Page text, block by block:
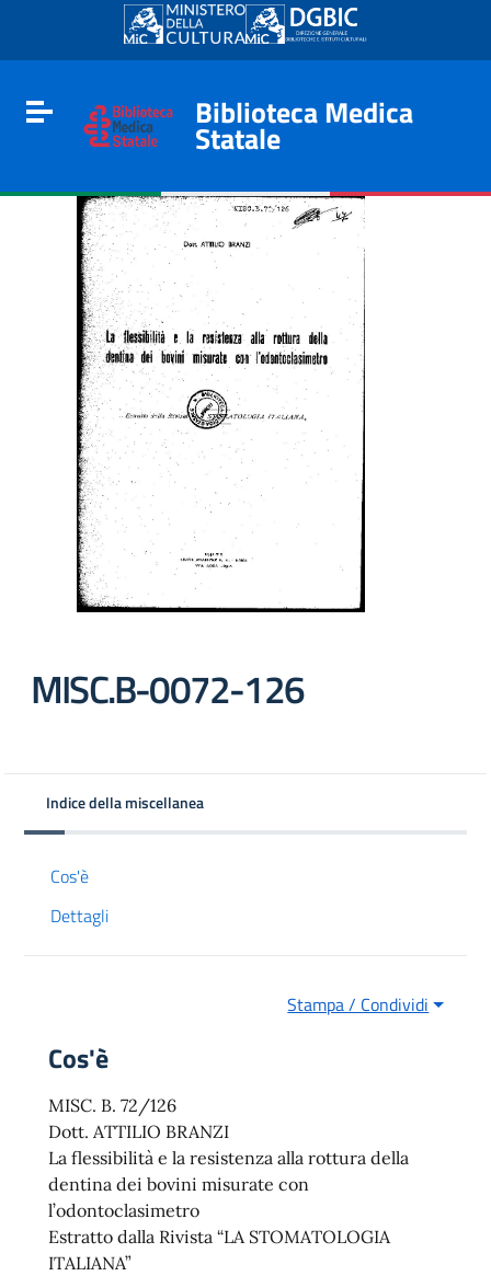
Go to content
Go to the navigation menu
Go to the footer
Toggle navigation
Biblioteca Medica
Statale
MISC.B-0072-126
Indice della miscellanea
Cos'è
Dettagli
Stampa / Condividi
Cos'è
MISC. B. 72/126
Dott. ATTILIO BRANZI
La flessibilità e la resistenza alla rottura della
dentina dei bovini misurate con
l’odontoclasimetro
Estratto dalla Rivista “LA STOMATOLOGIA
ITALIANA”